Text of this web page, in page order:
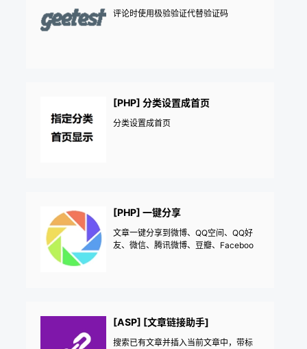
评论时使用极验验证代替验证码
[PHP] 分类设置成首页
分类设置成首页
[PHP] 一键分享
文章一键分享到微博、QQ空间、QQ好
友、微信、腾讯微博、豆瓣、Faceboo
[ASP] [文章链接助手]
搜索已有文章并插入当前文章中，带标